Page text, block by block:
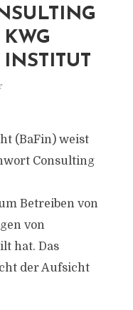
(BaFin) weist
Consulting
Betreiben von
von
hat. Das
der Aufsicht